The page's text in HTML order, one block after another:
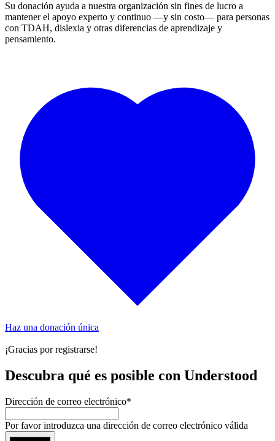
Su donación ayuda a nuestra organización sin fines de lucro a
mantener el apoyo experto y continuo —y sin costo— para personas
con TDAH, dislexia y otras diferencias de aprendizaje y
pensamiento.
Haz una donación única
¡Gracias por registrarse!
Descubra qué es posible con Understood
Dirección de correo electrónico*
Por favor introduzca una dirección de correo electrónico válida